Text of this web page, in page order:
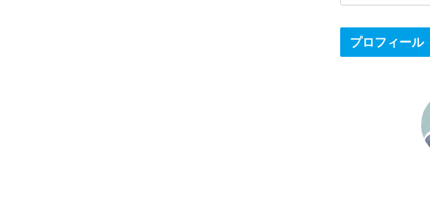
プロフィール